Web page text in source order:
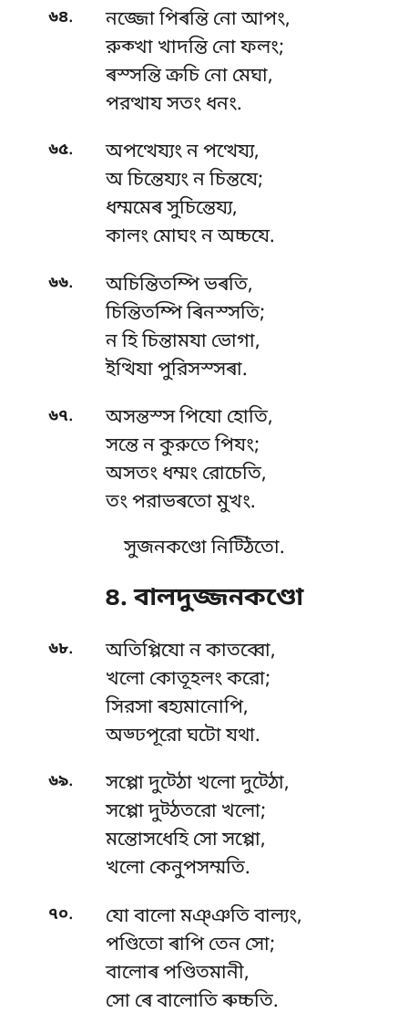
৬৪.
নজ্জো পিৰন্তি নো আপং,
রুক্খা খাদন্তি নো ফলং;
ৰস্সন্তি ক্ৰচি নো মেঘা,
পরত্থায সতং ধনং.
৬৫.
অপত্থেয্যং ন পত্থেয্য,
অ চিন্তেয্যং ন চিন্তযে;
ধম্মমেৰ সুচিন্তেয্য,
কালং মোঘং ন অচ্চযে.
৬৬.
অচিন্তিতম্পি ভৰতি,
চিন্তিতম্পি ৰিনস্সতি;
ন হি চিন্তামযা ভোগা,
ইত্থিযা পুরিসস্সৰা.
৬৭.
অসন্তস্স পিযো হোতি,
সন্তে ন কুরুতে পিযং;
অসতং ধম্মং রোচেতি,
তং পরাভৰতো মুখং.
সুজনকণ্ডো নিট্ঠিতো.
৪. বালদুজ্জনকণ্ডো
৬৮.
অতিপ্পিযো ন কাতব্বো,
খলো কোতূহলং করো;
সিরসা ৰহ্যমানোপি,
অড্ঢপূরো ঘটো যথা.
৬৯.
সপ্পো দুট্ঠো খলো দুট্ঠো,
সপ্পো দুট্ঠতরো খলো;
মন্তোসধেহি সো সপ্পো,
খলো কেনুপসম্মতি.
৭০.
যো বালো মঞ্ঞতি বাল্যং,
পণ্ডিতো ৰাপি তেন সো;
বালোৰ পণ্ডিতমানী,
সো ৰে বালোতি ৰুচ্চতি.